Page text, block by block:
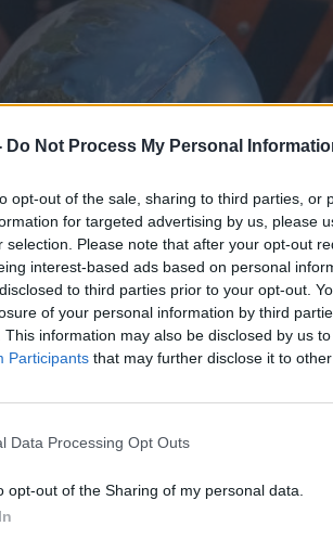
Do Not Process My Personal
opt-out of the sale, sharing to third parties, or
for targeted advertising by us, please
selection. Please note that after your opt-out
interest-based ads based on personal
to third parties prior to your opt-out.
of your personal information by third
This information may also be disclosed by us
Participants that may further disclose it to
Data Processing Opt Outs
opt-out of the Sharing of my personal data.